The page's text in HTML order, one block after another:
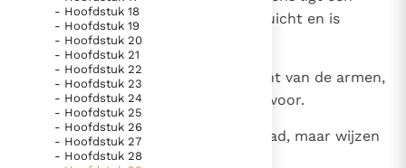
Paus Leo XIV in Pavia: "De stad is zowel een gave als
een taak"
Paus in Pavia: St. Augustinus toont ons de noodzaak om
"naar het innerlijk" toe te keren.
RK Documenten stelt heel veel belangrijke
kerkelijke documenten van de Rooms
Katholieke Kerk in het Nederlands beschikbaar
en is volledig afhankelijk van donaties.
- Hoofdstuk 18
- Hoofdstuk 19
- Hoofdstuk 20
- Hoofdstuk 21
- Hoofdstuk 22
- Hoofdstuk 23
- Hoofdstuk 24
- Hoofdstuk 25
- Hoofdstuk 26
- Hoofdstuk 27
- Hoofdstuk 28
valstrik, maar de rechtvaardige juicht en is
verheugd.
De rechtvaardige erkent het recht van de armen,
de zondaar heeft er geen begrip voor.
Spotters stoken onrust in een stad, maar wijzen
temperen de toorn.